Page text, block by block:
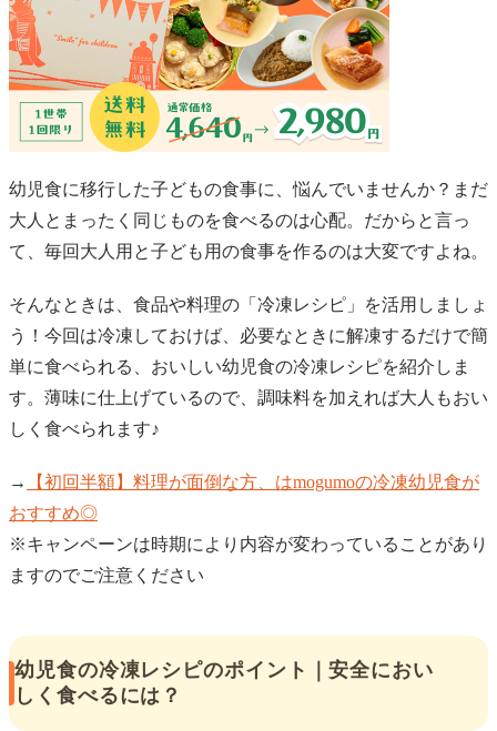
幼児食に移行した子どもの食事に、悩んでいませんか？まだ
大人とまったく同じものを食べるのは心配。だからと言っ
て、毎回大人用と子ども用の食事を作るのは大変ですよね。
そんなときは、食品や料理の「冷凍レシピ」を活用しましょ
う！今回は冷凍しておけば、必要なときに解凍するだけで簡
単に食べられる、おいしい幼児食の冷凍レシピを紹介しま
す。薄味に仕上げているので、調味料を加えれば大人もおい
しく食べられます♪
→
【初回半額】料理が面倒な方、はmogumoの冷凍幼児食が
おすすめ◎
※キャンペーンは時期により内容が変わっていることがあり
ますのでご注意ください
幼児食の冷凍レシピのポイント｜安全におい
しく食べるには？